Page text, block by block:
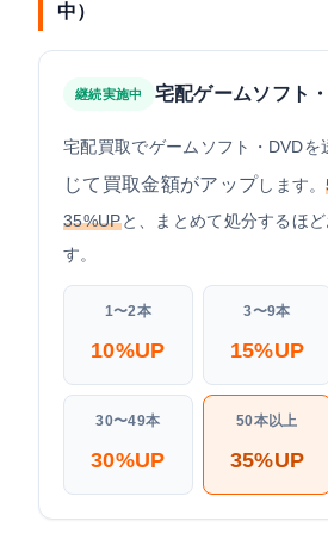
中）
継続実施中 宅配ゲームソフト
宅配買取でゲームソフト・DVDを
じて買取金額がアップします。
35%UPと、まとめて処分するほ
す。
1〜2本
10%UP
3〜9本
15%UP
30〜49本
30%UP
50本以上
35%UP